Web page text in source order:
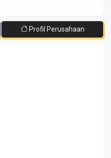
Profil Perusahaan